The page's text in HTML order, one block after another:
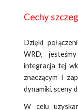
Cechy
Dzięki
WRD,
integracja tej
znaczącym i
dynamiki, sceny
W celu